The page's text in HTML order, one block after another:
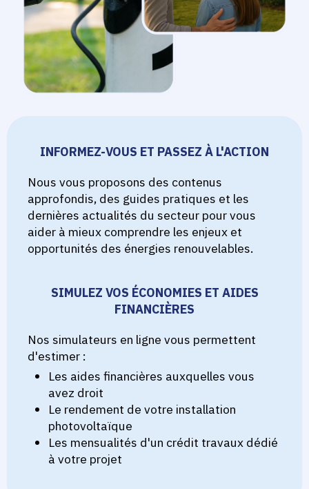
INFORMEZ-VOUS ET PASSEZ À L'ACTION
Nous vous proposons des contenus
approfondis, des guides pratiques et les
dernières actualités du secteur pour vous
aider à mieux comprendre les enjeux et
opportunités des énergies renouvelables.
SIMULEZ VOS ÉCONOMIES ET AIDES
FINANCIÈRES
Nos simulateurs en ligne vous permettent
d'estimer :
Les aides financières auxquelles vous
avez droit
Le rendement de votre installation
photovoltaïque
Les mensualités d'un crédit travaux dédié
à votre projet